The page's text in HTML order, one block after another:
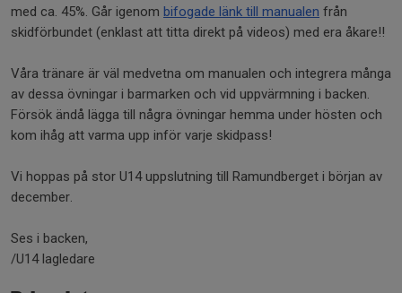
med ca. 45%. Går igenom bifogade länk till manualen från
skidförbundet (enklast att titta direkt på videos) med era åkare!!
Våra tränare är väl medvetna om manualen och integrera många
av dessa övningar i barmarken och vid uppvärmning i backen.
Försök ändå lägga till några övningar hemma under hösten och
kom ihåg att varma upp inför varje skidpass!
Vi hoppas på stor U14 uppslutning till Ramundberget i början av
december.
Ses i backen,
/U14 lagledare